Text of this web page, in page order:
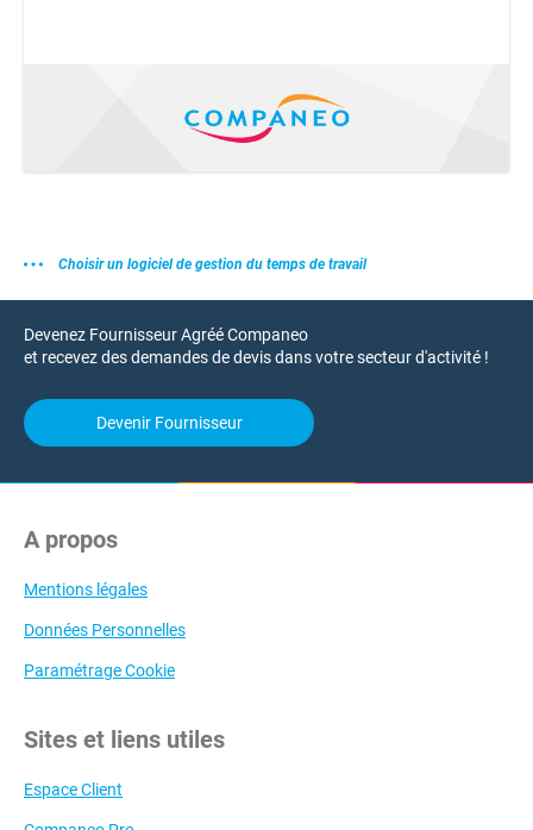
Choisir un logiciel de gestion du temps de travail
Devenez Fournisseur Agréé Companeo
et recevez des demandes de devis dans votre secteur d'activité !
Devenir Fournisseur
A propos
Mentions légales
Données Personnelles
Paramétrage Cookie
Sites et liens utiles
Espace Client